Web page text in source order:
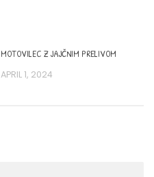
MOTOVILEC Z JAJČNIM PRELIVOM
APRIL 1, 2024